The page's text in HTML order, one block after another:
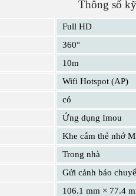
Thông số
Full HD
360°
10m
Wifi Hotspot (AP)
có
Ứng dụng Imou
Khe cắm thẻ nhớ
Trong nhà
Gửi cảnh báo
106.1 mm × 77.4